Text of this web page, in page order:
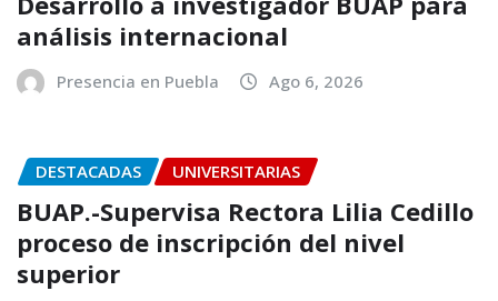
análisis internacional
Presencia en Puebla Ago 6, 2026
DESTACADAS UNIVERSITARIAS
BUAP.-Supervisa Rectora Lilia Cedillo
proceso de inscripción del nivel
superior